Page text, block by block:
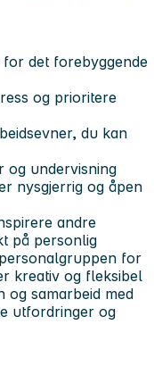
det forebyggende
og prioritere
du kan
og undervisning
nysgjerrig og åpen
andre
på personlig
for
kreativ og fleksibel
og samarbeid med
utfordringer og